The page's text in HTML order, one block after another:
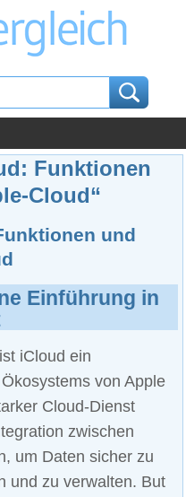
Funktionen
Cloud“
und
Einführung in
iCloud ein
von Apple
Cloud-Dienst
zwischen
um Daten sicher zu
und zu verwalten. But